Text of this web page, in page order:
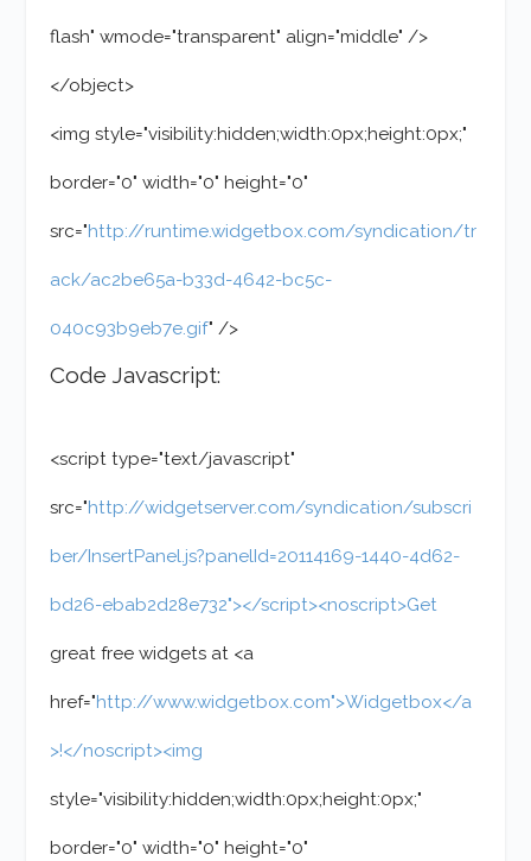
flash" wmode="transparent" align="middle" />
</object>
<img style="visibility:hidden;width:0px;height:0px;"
border="0" width="0" height="0"
src="http://runtime.widgetbox.com/syndication/tr
ack/ac2be65a-b33d-4642-bc5c-
040c93b9eb7e.gif" />
Code Javascript:
<script type="text/javascript"
src="http://widgetserver.com/syndication/subscri
ber/InsertPanel.js?panelId=20114169-1440-4d62-
bd26-ebab2d28e732"></script><noscript>Get
great free widgets at <a
href="http://www.widgetbox.com">Widgetbox</a
>!</noscript><img
style="visibility:hidden;width:0px;height:0px;"
border="0" width="0" height="0"